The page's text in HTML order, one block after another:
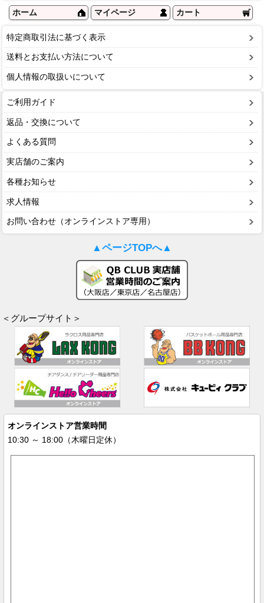
ホーム マイページ カート
特定商取引法に基づく表示
送料とお支払い方法について
個人情報の取扱いについて
ご利用ガイド
返品・交換について
よくある質問
実店舗のご案内
各種お知らせ
求人情報
お問い合わせ（オンラインストア専用）
▲ページTOPへ▲
＜グループサイト＞
オンラインストア営業時間
10:30 ～ 18:00（木曜日定休）